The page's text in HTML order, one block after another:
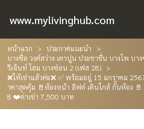
www.mylivinghub.com
หน้าแรก
ประกาศแนะนำ
บางซื่อ วงศ์สว่าง เตาปูน ประชาชื่น บางโพ บ
รีเจ้นท์ โฮม บางซ่อน 2 (เฟส 28)
❌ให้เช่าแล้วค่ะ❌ ✅ พร้อมอยู่ 15 มกราคม
าคาสุดคุ้ม 🚪ห้องหน้า ลิฟต์ เดินใกล้ กั้นห้อง
8 ❤️ค่าเช่า 7,500 บาท